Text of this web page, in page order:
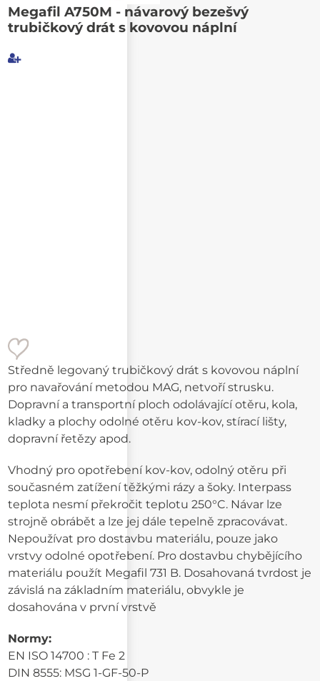
Megafil A750M - návarový bezešvý
trubičkový drát s kovovou náplní
Poslat známému
Středně legovaný trubičkový drát s kovovou náplní
pro navařování metodou MAG, netvoří strusku.
Dopravní a transportní ploch odolávající otěru, kola,
kladky a plochy odolné otěru kov-kov, stírací lišty,
dopravní řetězy apod.
Vhodný pro opotřebení kov-kov, odolný otěru při
současném zatížení těžkými rázy a šoky. Interpass
teplota nesmí překročit teplotu 250°C. Návar lze
strojně obrábět a lze jej dále tepelně zpracovávat.
Nepoužívat pro dostavbu materiálu, pouze jako
vrstvy odolné opotřebení. Pro dostavbu chybějícího
materiálu použít Megafil 731 B. Dosahovaná tvrdost je
závislá na základním materiálu, obvykle je
dosahována v první vrstvě
Normy:
EN ISO 14700 : T Fe 2
DIN 8555: MSG 1-GF-50-P